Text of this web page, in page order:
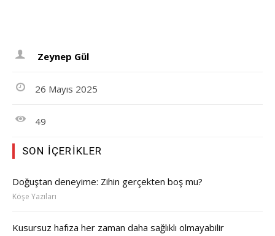
Zeynep Gül
26 Mayıs 2025
49
SON İÇERIKLER
Doğuştan deneyime: Zihin gerçekten boş mu?
Köşe Yazıları
Kusursuz hafıza her zaman daha sağlıklı olmayabilir